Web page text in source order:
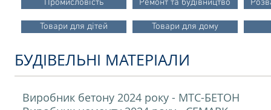
Промисловість Ремонт та будівництво
Товари для дітей Товари для дому
БУДІВЕЛЬНІ МАТЕРІАЛИ
Виробник бетону 2024 року - МТС-БЕТОН